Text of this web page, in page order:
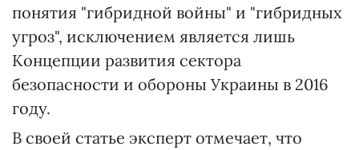
понятия "гибридной войны" и "гибридных
угроз", исключением является лишь
Концепции развития сектора
безопасности и обороны Украины в 2016
году.
В своей статье эксперт отмечает, что